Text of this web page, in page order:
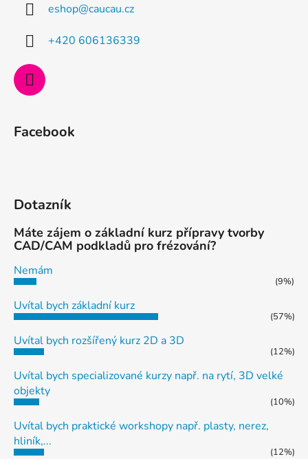
eshop@caucau.cz
+420 606136339
Facebook
Dotazník
Máte zájem o základní kurz přípravy tvorby
CAD/CAM podkladů pro frézování?
Nemám
(9%)
Uvítal bych základní kurz
(57%)
Uvítal bych rozšířený kurz 2D a 3D
(12%)
Uvítal bych specializované kurzy např. na rytí, 3D velké
objekty
(10%)
Uvítal bych praktické workshopy např. plasty, nerez,
hliník,...
(12%)